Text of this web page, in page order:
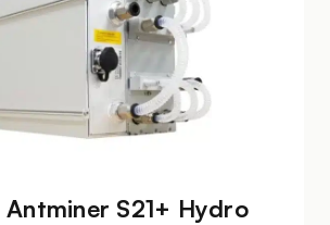
Antminer S21+ Hydro